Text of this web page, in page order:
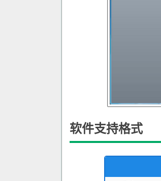
软件支持格式